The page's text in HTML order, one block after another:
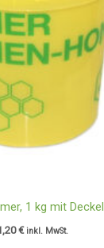
1 kg mit Deckel
€ inkl. MwSt.